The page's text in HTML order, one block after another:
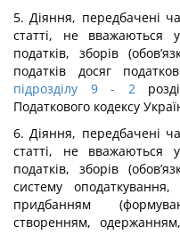
5. Діяння, передбачені
статті, не вважаються
податків, зборів
податків досяг
підрозділу 9- 2
Податкового кодексу
6. Діяння, передбачені
статті, не вважаються
податків, зборів
систему
придбанням
створенням,